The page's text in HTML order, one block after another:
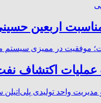
اربعین